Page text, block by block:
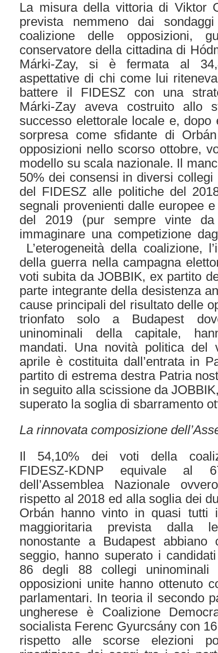
La misura della vittoria di Viktor
prevista nemmeno dai
coalizione delle opposizioni,
conservatore della cittadina di
Márki-Zay, si è fermata al
aspettative di chi come lui
battere il FIDESZ con una
Márki-Zay aveva costruito allo
successo elettorale locale e, dopo
sorpresa come sfidante di
opposizioni nello scorso ottobre,
modello su scala nazionale. Il
50% dei consensi in diversi
del FIDESZ alle politiche del
segnali provenienti dalle europee
del 2019 (pur sempre vinte da
immaginare una competizione
L’eterogeneità della coalizione,
della guerra nella campagna
voti subita da JOBBIK, ex partito
parte integrante della desistenza
cause principali del risultato delle
trionfato solo a Budapest
uninominali della capitale,
mandati. Una novità politica del
aprile è costituita dall’entrata in
partito di estrema destra Patria
in seguito alla scissione da
superato la soglia di sbarramento
La rinnovata composizione
Il 54,10% dei voti della
FIDESZ-KDNP equivale al
dell’Assemblea Nazionale
rispetto al 2018 ed alla soglia dei
Orbán hanno vinto in quasi tutti
maggioritaria prevista dalla
nonostante a Budapest abbiano
seggio, hanno superato i
86 degli 88 collegi uninominali
opposizioni unite hanno ottenuto
parlamentari. In teoria il secondo
ungherese è Coalizione
socialista Ferenc Gyurcsány con
rispetto alle scorse elezioni